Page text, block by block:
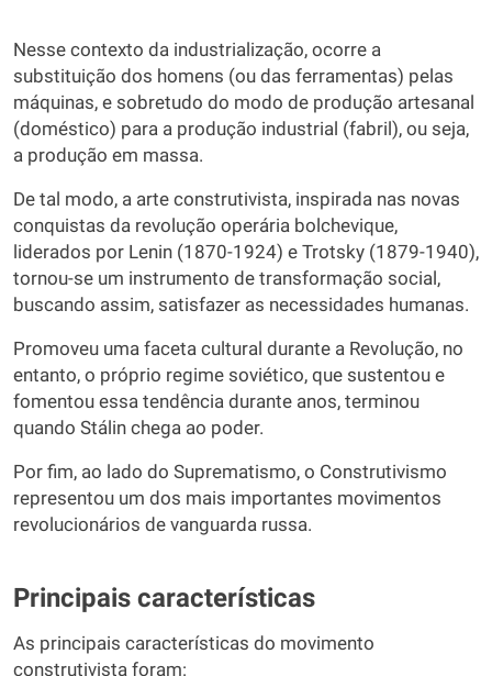
Nesse contexto da industrialização, ocorre a
substituição dos homens (ou das ferramentas) pelas
máquinas, e sobretudo do modo de produção artesanal
(doméstico) para a produção industrial (fabril), ou seja,
a produção em massa.
De tal modo, a arte construtivista, inspirada nas novas
conquistas da revolução operária bolchevique,
liderados por Lenin (1870-1924) e Trotsky (1879-1940),
tornou-se um instrumento de transformação social,
buscando assim, satisfazer as necessidades humanas.
Promoveu uma faceta cultural durante a Revolução, no
entanto, o próprio regime soviético, que sustentou e
fomentou essa tendência durante anos, terminou
quando Stálin chega ao poder.
Por fim, ao lado do Suprematismo, o Construtivismo
representou um dos mais importantes movimentos
revolucionários de vanguarda russa.
Principais características
As principais características do movimento
construtivista foram: